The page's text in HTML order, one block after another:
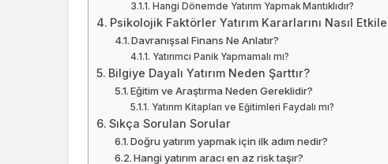
Hangi Dönemde Yatırım Yapmak Mantıklıdır?
Psikolojik Faktörler Yatırım Kararlarını Nasıl
Davranışsal Finans Ne Anlatır?
Yatırımcı Panik Yapmamalı mı?
Bilgiye Dayalı Yatırım Neden Şarttır?
Eğitim ve Araştırma Neden Gereklidir?
Yatırım Kitapları ve Eğitimleri Faydalı mı?
Sıkça Sorulan Sorular
Doğru yatırım yapmak için ilk adım nedir?
Hangi yatırım aracı en az risk taşır?